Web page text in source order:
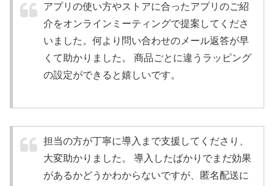
アプリの使い方やストアに合ったアプリのご紹
介をオンラインミーティングで提案してくださ
いました。何より問い合わせのメール返答が早
くて助かりました。 商品ごとに違うラッピング
の設定ができると嬉しいです。
担当の方が丁寧に導入まで支援してくださり、
大変助かりました。 導入したばかりでまだ効果
があるかどうかわからないですが、匿名配送に